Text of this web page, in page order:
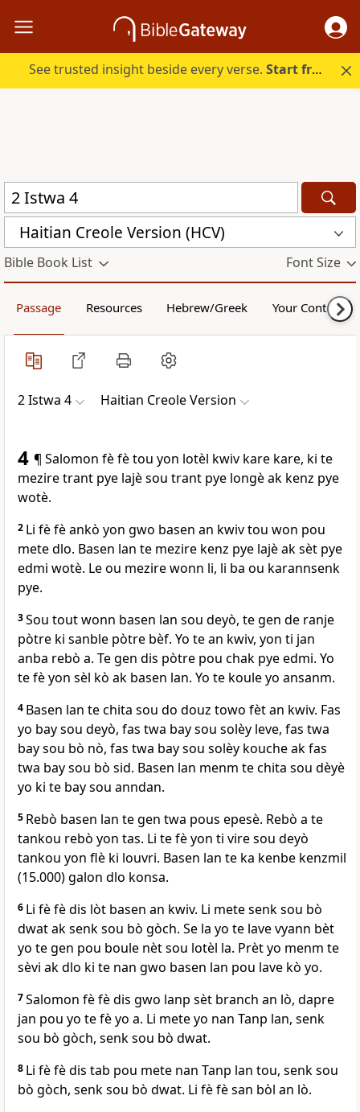
See trusted insight beside every verse.Start free.
Haitian Creole Version (HCV)
Bible Book List Font Size
Passage Resources Hebrew/Greek Your Content
2 Istwa 4 Haitian Creole Version
4 ¶ Salomon fè fè tou yon lotèl kwiv kare kare, ki te
mezire trant pye lajè sou trant pye longè ak kenz pye
wotè.
2 Li fè fè ankò yon gwo basen an kwiv tou won pou
mete dlo. Basen lan te mezire kenz pye lajè ak sèt pye
edmi wotè. Le ou mezire wonn li, li ba ou karannsenk
pye.
3Sou tout wonn basen lan sou deyò, te gen de ranje
pòtre ki sanble pòtre bèf. Yo te an kwiv, yon ti jan
anba rebò a. Te gen dis pòtre pou chak pye edmi. Yo
te fè yon sèl kò ak basen lan. Yo te koule yo ansanm.
4 Basen lan te chita sou do douz towo fèt an kwiv. Fas
yo bay sou deyò, fas twa bay sou solèy leve, fas twa
bay sou bò nò, fas twa bay sou solèy kouche ak fas
twa bay sou bò sid. Basen lan menm te chita sou dèyè
yo ki te bay sou anndan.
5 Rebò basen lan te gen twa pous epesè. Rebò a te
tankou rebò yon tas. Li te fè yon ti vire sou deyò
tankou yon flè ki louvri. Basen lan te ka kenbe kenzmil
(15.000) galon dlo konsa.
6 Li fè fè dis lòt basen an kwiv. Li mete senk sou bò
dwat ak senk sou bò gòch. Se la yo te lave vyann bèt
yo te gen pou boule nèt sou lotèl la. Prèt yo menm te
sèvi ak dlo ki te nan gwo basen lan pou lave kò yo.
7Salomon fè fè dis gwo lanp sèt branch an lò, dapre
jan pou yo te fè yo a. Li mete yo nan Tanp lan, senk
sou bò gòch, senk sou bò dwat.
8 Li fè fè dis tab pou mete nan Tanp lan tou, senk sou
bò gòch, senk sou bò dwat. Li fè fè san bòl an lò.